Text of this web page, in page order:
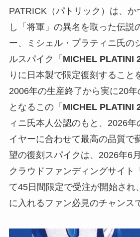
PATRICK（パトリック）は、
し「将軍」の異名を取った伝説
ー、ミシェル・プラティニ氏の
ルスパイク「 MICHEL PLATINI
りに日本製で限定復刻すること
2006年の生産終了から実に20
となるこの「 MICHEL PLATINI
ィニ氏本人公認のもと、2026
イヤーに合わせて最高の品質で
望の復刻スパイクは、2026年6
クラウドファンディングサイト
て45日間限定で受注が開始され
に入れるファン必見のチャンス